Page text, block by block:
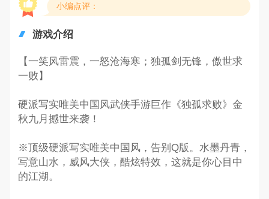
小编点评：
游戏介绍
【一笑风雷震，一怒沧海寒；独孤剑无锋，傲世求
一败】
硬派写实唯美中国风武侠手游巨作《独孤求败》金
秋九月撼世来袭！
※顶级硬派写实唯美中国风，告别Q版。水墨丹青，
写意山水，威风大侠，酷炫特效，这就是你心目中
的江湖。